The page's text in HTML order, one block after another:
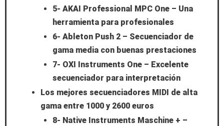
5- AKAI Professional MPC One – Una
herramienta para profesionales
6- Ableton Push 2 – Secuenciador de
gama media con buenas prestaciones
7- OXI Instruments One – Excelente
secuenciador para interpretación
Los mejores secuenciadores MIDI de alta
gama entre 1000 y 2600 euros
8- Native Instruments Maschine + –